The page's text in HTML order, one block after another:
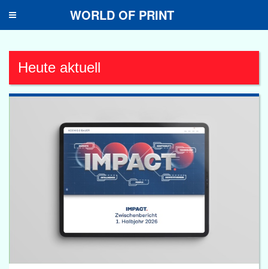
Toggle
WORLD OF PRINT
Heute aktuell